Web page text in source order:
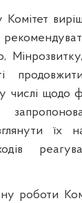
Комітет
числі щодо
їх
роботи